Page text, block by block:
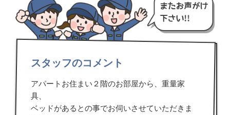
スタッフのコメント
アパートお住まい２階のお部屋から、重量家
具、
ベッドがあるとの事でお伺いさせていただきま